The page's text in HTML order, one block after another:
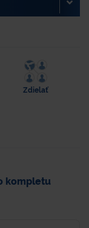
Zdielať
kompletu